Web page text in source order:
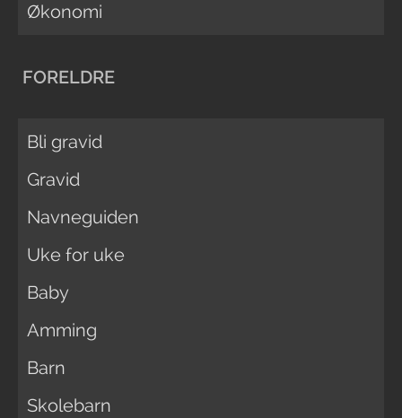
Økonomi
FORELDRE
Bli gravid
Gravid
Navneguiden
Uke for uke
Baby
Amming
Barn
Skolebarn